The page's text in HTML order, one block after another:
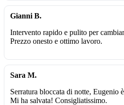
Gianni B.
Intervento rapido e pulito per
Prezzo onesto e ottimo lavoro.
Sara M.
Serratura bloccata di notte, Eugenio
Mi ha salvata! Consigliatissimo.